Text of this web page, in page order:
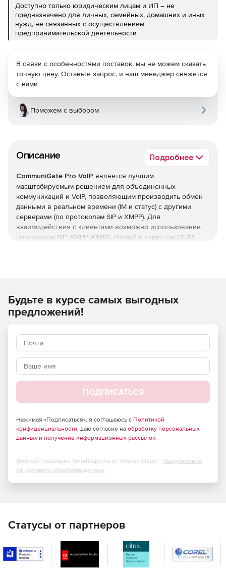
Доступно только юридическим лицам и ИП – не
предназначено для личных, семейных, домашних и иных
нужд, не связанных с осуществлением
предпринимательской деятельности
Описание Подробнее
CommuniGate Pro VoIP является лучшим
масштабируемым решением для объединенных
коммуникаций и VoIP, позволяющим производить обмен
данными в реальном времени (IM и статус) с другими
серверами (по протоколам SIP и XMPP). Для
взаимодействия с клиентами возможно использование
протоколов SIP, XMPP, XIMSS, ParlayX и скриптов CG/PL.
поддержка SIP: аудио- и видео-коммуникации.
CommuniGate ContactCenter
Полноценный контакт-центр
В связи с особенностями поставок, мы не можем сказать
точную цену. Оставьте запрос, и наш менеджер свяжется
с вами
Поможем с выбором
Будьте в курсе самых выгодных
предложений!
ПОДПИСАТЬСЯ
Нажимая «Подписаться», я соглашаюсь с Политикой
конфиденциальности, даю согласие на обработку персональных
данных и получение информационных рассылок.
Этот сайт защищен SmartCaptcha от Yandex Cloud - Уведомление
об условиях обработки данных
Статусы от партнеров